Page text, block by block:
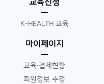
교육신청
K-HEALTH 교육
마이페이지
교육∙결제현황
회원정보 수정